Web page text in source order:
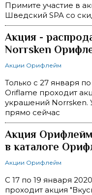
Примите участие в
Шведский SPA со
Акция -
Norrsken
Акции Орифлейм
Только с 27 января
Oriflame проходит
украшений Norrsken.
прямо сейчас
Акция
в каталоге
Акции Орифлейм
С 17 по 19 января
проходит акция